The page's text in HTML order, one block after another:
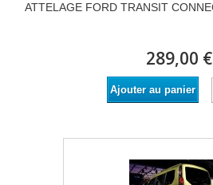
ATTELAGE FORD TRANSIT
289,00 €
Ajouter au panier